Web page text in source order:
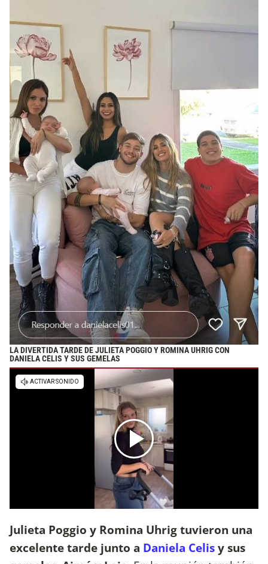
LA DIVERTIDA TARDE DE JULIETA POGGIO Y ROMINA UHRIG CON
DANIELA CELIS Y SUS GEMELAS
Julieta Poggio y Romina Uhrig tuvieron una
excelente tarde junto a Daniela Celisy sus